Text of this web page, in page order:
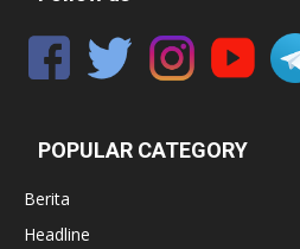
POPULAR CATEGORY
Berita
Headline